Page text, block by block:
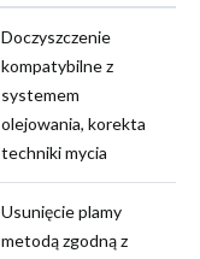
Doczyszczenie
kompatybilne z
systemem
olejowania, korekta
techniki mycia
Usunięcie plamy
metodą zgodną z